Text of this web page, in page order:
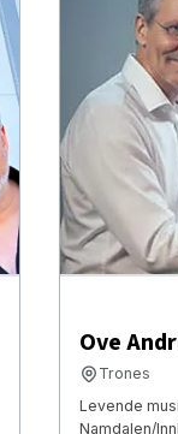
Ove
Trones
Levende
Namdalen/